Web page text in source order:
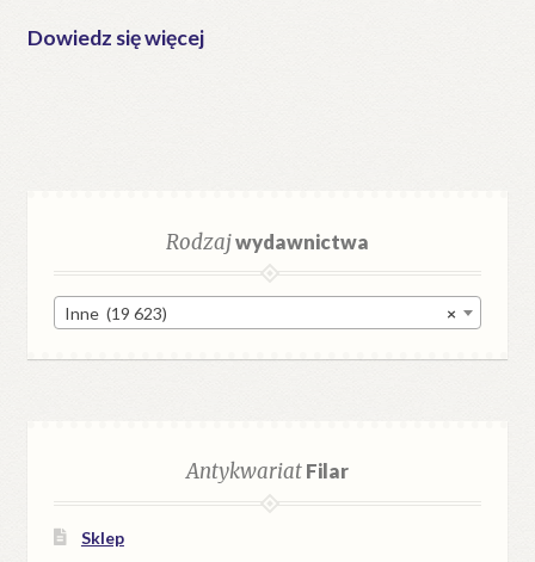
Dowiedz się więcej
Rodzajwydawnictwa
×
Inne (19 623)
AntykwariatFilar
Sklep